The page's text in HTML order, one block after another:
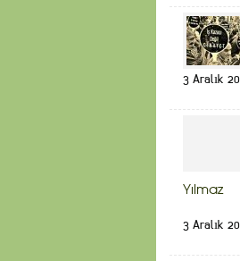
3 Aralık
Yılmaz
3 Aralık